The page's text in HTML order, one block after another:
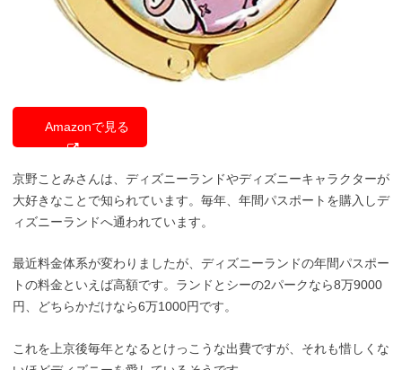
Amazonで見る
京野ことみさんは、ディズニーランドやディズニーキャラクターが
大好きなことで知られています。毎年、年間パスポートを購入しデ
ィズニーランドへ通われています。
最近料金体系が変わりましたが、ディズニーランドの年間パスポー
トの料金といえば高額です。ランドとシーの2パークなら8万9000
円、どちらかだけなら6万1000円です。
これを上京後毎年となるとけっこうな出費ですが、それも惜しくな